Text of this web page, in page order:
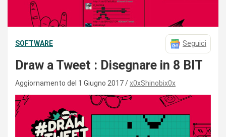
SOFTWARE Seguici
Draw a Tweet : Disegnare in 8 BIT
Aggiornamento del 1 Giugno 2017 x0xShinobix0x